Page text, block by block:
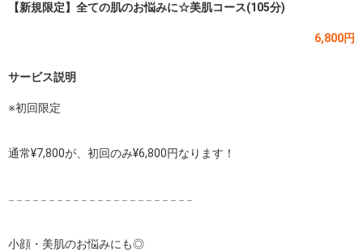
【新規限定】全ての肌のお悩みに☆美肌コース(105分)
6,800円
サービス説明
※初回限定
通常¥7,800が、初回のみ¥6,800円なります！
𓐄 𓐄 𓐄 𓐄 𓐄 𓐄 𓐄 𓐄 𓐄 𓐄 𓐄 𓐄 𓐄 𓐄 𓐄 𓐄 𓐄 𓐄 𓐄 𓐄 𓐄 𓐄 𓐄
小顔・美肌のお悩みにも◎